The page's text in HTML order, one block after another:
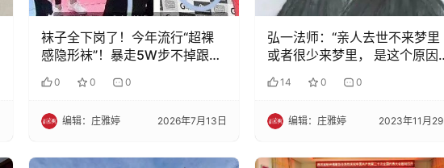
袜子全下岗了！今年流行“超裸
感隐形袜”！暴走5W步不掉跟，
孔加持，太舒服了，买它！
0 0 0
编辑：庄雅婷 2026年7月13日
弘一法师：“亲人去世不来梦里
或者很少来梦里， 是这个原因
14 0 0
编辑：庄雅婷 2023年11月